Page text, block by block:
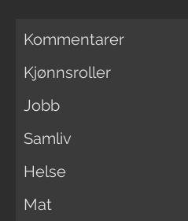
Kommentarer
Kjønnsroller
Jobb
Samliv
Helse
Mat